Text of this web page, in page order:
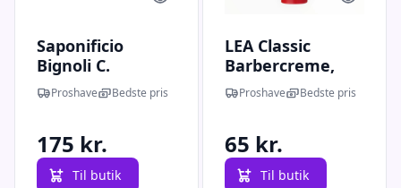
Saponificio
Bignoli C.
Barbersæbe,
Neutro, 175 gr.
Proshave Bedste pris
175 kr.
Til butik
LEA Classic
Barbercreme,
Professional, 250
g.
Proshave Bedste pris
65 kr.
Til butik